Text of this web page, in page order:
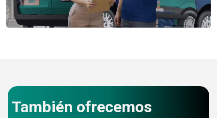
También ofrecemos